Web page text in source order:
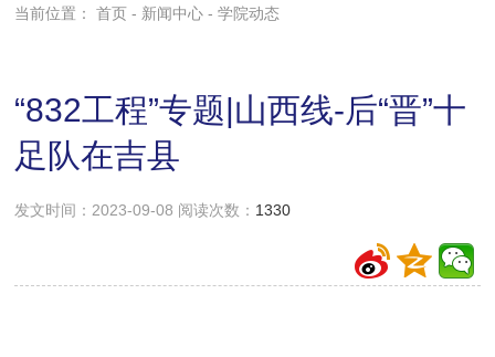
当前位置：首页 - 新闻中心 -学院动态
“832工程”专题|山西线-后“晋”十
足队在吉县
发文时间：2023-09-08 阅读次数： 1330